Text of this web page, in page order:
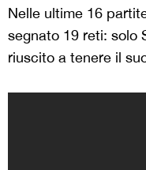
Nelle ultime 16
segnato 19 reti: solo
riuscito a tenere il